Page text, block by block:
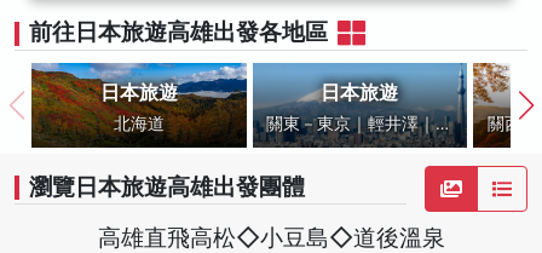
前往日本旅遊高雄出發各地區
日本旅遊
北海道
日本旅遊
關東－東京｜輕井澤｜仙
台｜東北
關西－
瀏覽日本旅遊高雄出發團體
高雄直飛高松◇小豆島◇道後溫泉